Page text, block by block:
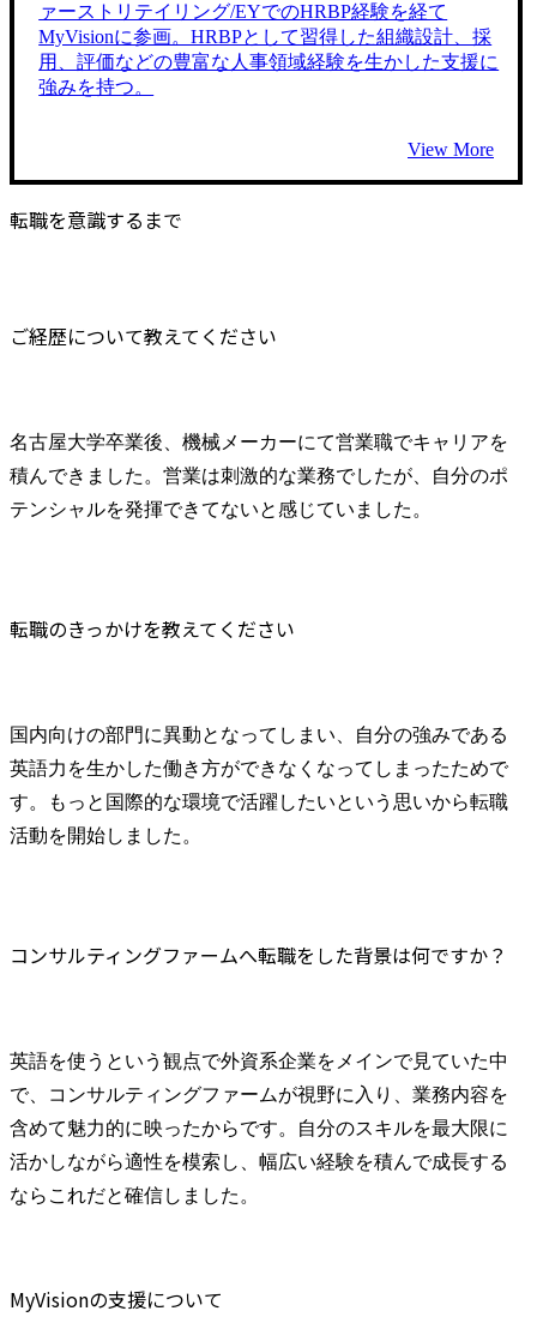
ァーストリテイリング/EYでのHRBP経験を経て
MyVisionに参画。HRBPとして習得した組織設計、採
用、評価などの豊富な人事領域経験を生かした支援に
強みを持つ。
View More
転職を意識するまで
ご経歴について教えてください
名古屋大学卒業後、機械メーカーにて営業職でキャリアを
積んできました。営業は刺激的な業務でしたが、自分のポ
テンシャルを発揮できてないと感じていました。
転職のきっかけを教えてください
国内向けの部門に異動となってしまい、自分の強みである
英語力を生かした働き方ができなくなってしまったためで
す。もっと国際的な環境で活躍したいという思いから転職
活動を開始しました。
コンサルティングファームへ転職をした背景は何ですか？
英語を使うという観点で外資系企業をメインで見ていた中
で、コンサルティングファームが視野に入り、業務内容を
含めて魅力的に映ったからです。自分のスキルを最大限に
活かしながら適性を模索し、幅広い経験を積んで成長する
ならこれだと確信しました。
MyVisionの支援について